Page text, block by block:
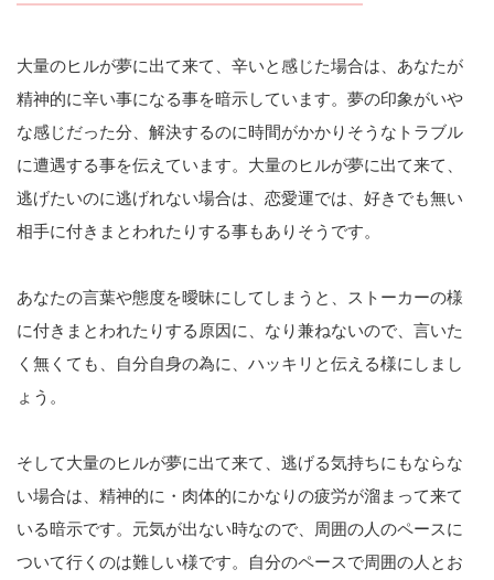
大量のヒルが夢に出て来て、辛いと感じた場合は、あなたが
精神的に辛い事になる事を暗示しています。夢の印象がいや
な感じだった分、解決するのに時間がかかりそうなトラブル
に遭遇する事を伝えています。大量のヒルが夢に出て来て、
逃げたいのに逃げれない場合は、恋愛運では、好きでも無い
相手に付きまとわれたりする事もありそうです。
あなたの言葉や態度を曖昧にしてしまうと、ストーカーの様
に付きまとわれたりする原因に、なり兼ねないので、言いた
く無くても、自分自身の為に、ハッキリと伝える様にしまし
ょう。
そして大量のヒルが夢に出て来て、逃げる気持ちにもならな
い場合は、精神的に・肉体的にかなりの疲労が溜まって来て
いる暗示です。元気が出ない時なので、周囲の人のペースに
ついて行くのは難しい様です。自分のペースで周囲の人とお